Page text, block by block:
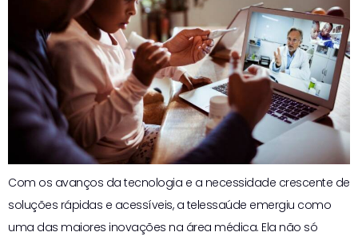
Com os avanços da tecnologia e a necessidade crescente de
soluções rápidas e acessíveis, a telessaúde emergiu como
uma das maiores inovações na área médica. Ela não só